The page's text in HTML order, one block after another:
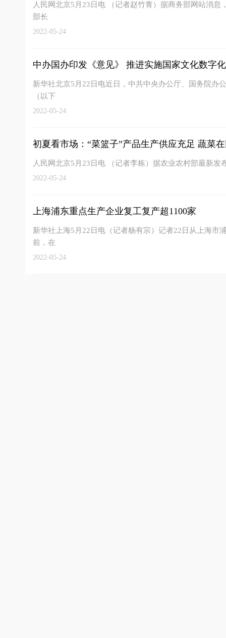
人民网北京5月23日电 （记者赵竹青）据商务部网站消
部长
2022-05-24
中办国办印发《意见》 推进实施国家文化数字
新华社北京5月22日电近日，中共中央办公厅、国务院办
（以下
2022-05-24
初夏看市场：“菜篮子”产品生产供应充足 蔬菜
人民网北京5月23日电 （记者李栋）据农业农村部最新
2022-05-24
上海浦东重点生产企业复工复产超1100家
新华社上海5月22日电（记者杨有宗）记者22日从上海市
前，在
2022-05-24